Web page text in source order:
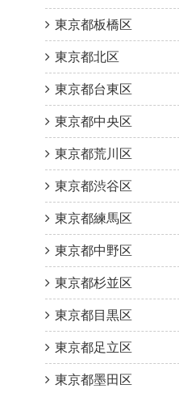
東京都板橋区
東京都北区
東京都台東区
東京都中央区
東京都荒川区
東京都渋谷区
東京都練馬区
東京都中野区
東京都杉並区
東京都目黒区
東京都足立区
東京都墨田区